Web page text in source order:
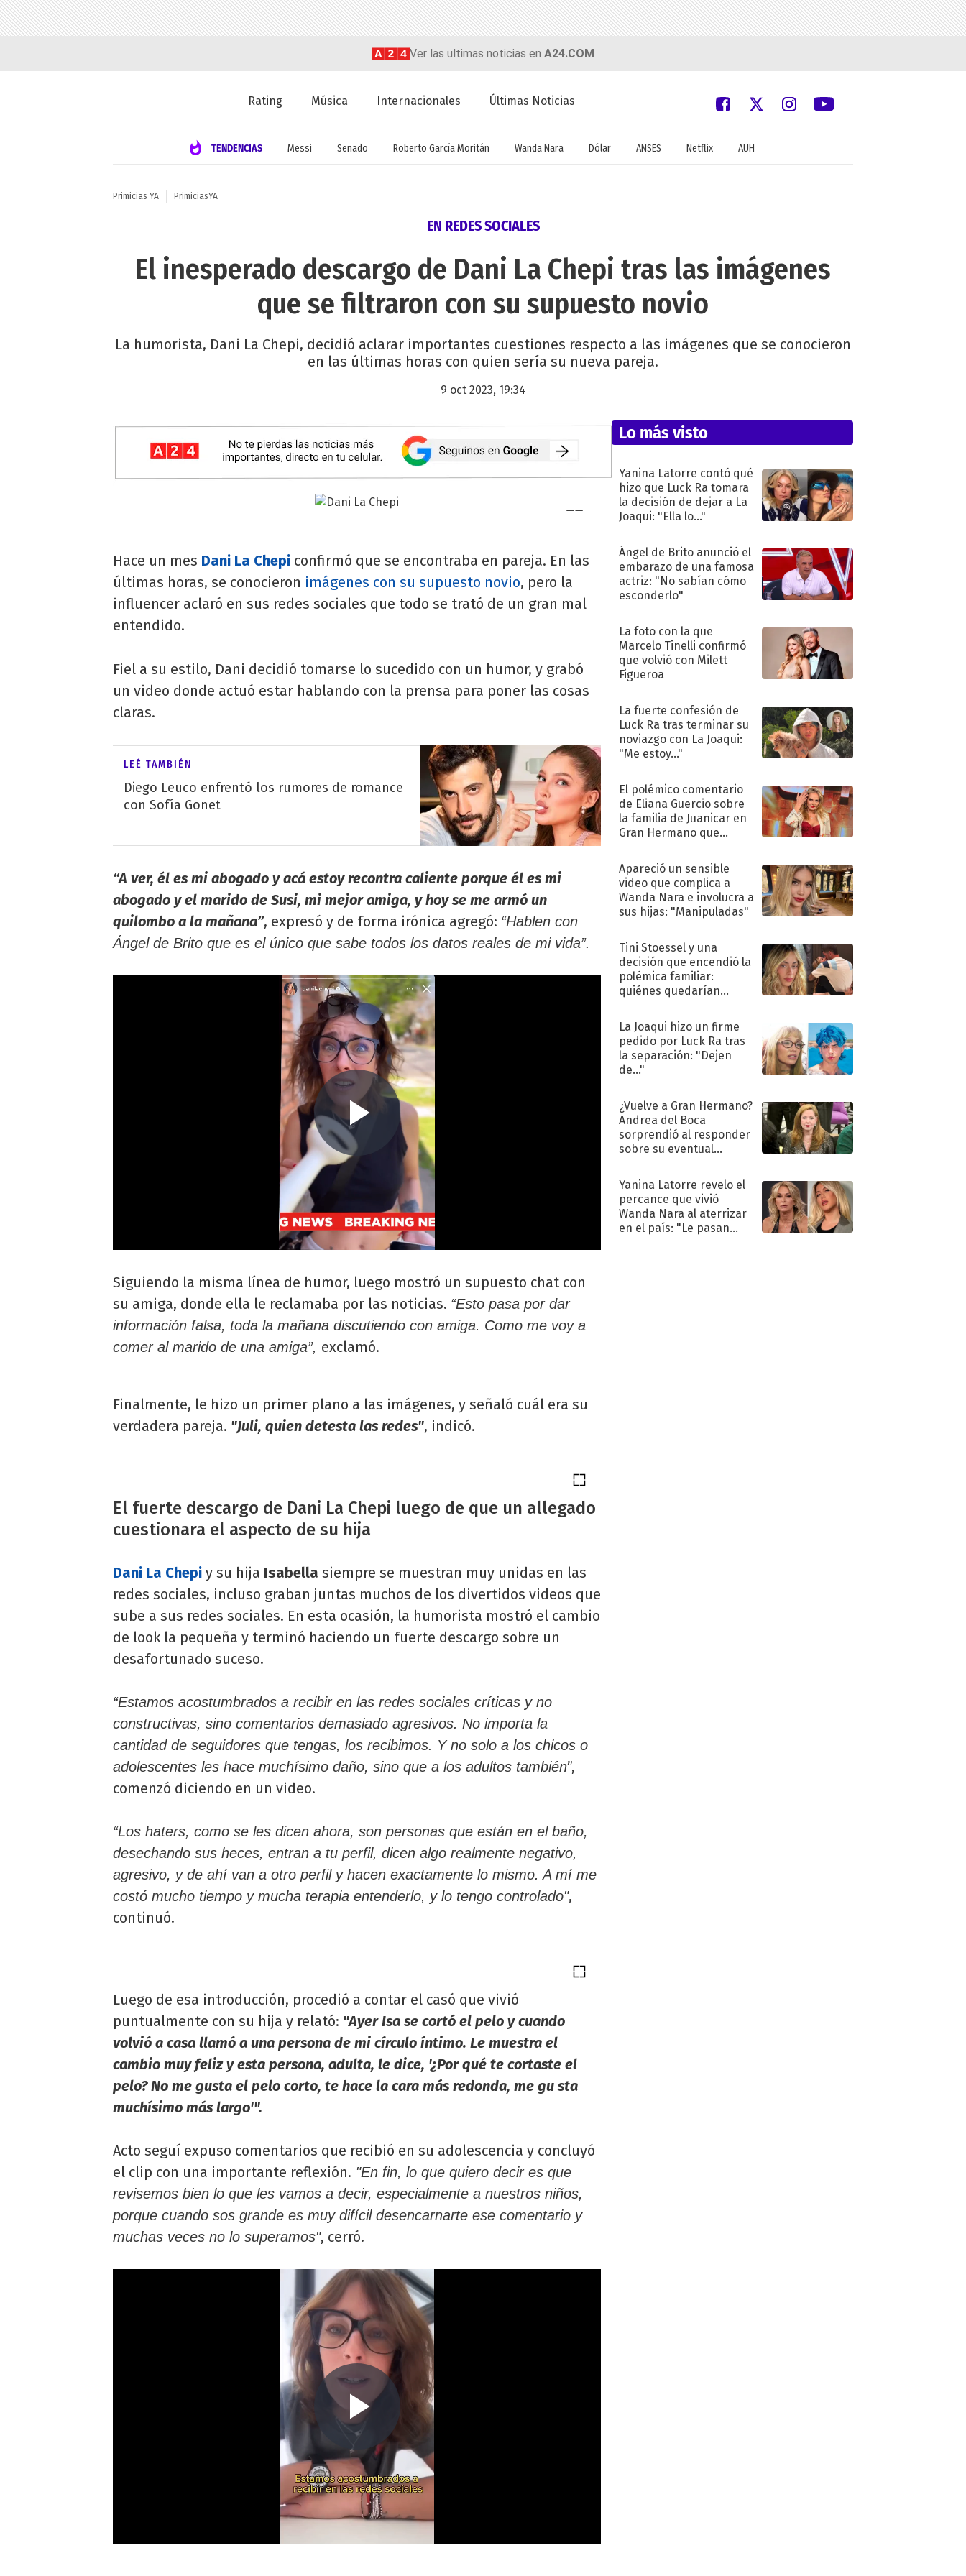
Ver las ultimas noticias en A24.COM
Rating Música Internacionales Últimas Noticias
TENDENCIAS Messi Senado Roberto García Moritán Wanda Nara Dólar ANSES Netflix AUH
Primicias YA PrimiciasYA
EN REDES SOCIALES
El inesperado descargo de Dani La Chepi tras las imágenes
que se filtraron con su supuesto novio
La humorista, Dani La Chepi, decidió aclarar importantes cuestiones respecto a las imágenes que se conocieron
en las últimas horas con quien sería su nueva pareja.
9 oct 2023, 19:34
Hace un mes Dani La Chepi confirmó que se encontraba en pareja. En las
últimas horas, se conocieron imágenes con su supuesto novio, pero la
influencer aclaró en sus redes sociales que todo se trató de un gran mal
entendido.
Fiel a su estilo, Dani decidió tomarse lo sucedido con un humor, y grabó
un video donde actuó estar hablando con la prensa para poner las cosas
claras.
LEÉ TAMBIÉN
Diego Leuco enfrentó los rumores de romance
con Sofía Gonet
“A ver, él es mi abogado y acá estoy recontra caliente porque él es mi
abogado y el marido de Susi, mi mejor amiga, y hoy se me armó un
quilombo a la mañana”, expresó y de forma irónica agregó: “Hablen con
Ángel de Brito que es el único que sabe todos los datos reales de mi vida”.
Siguiendo la misma línea de humor, luego mostró un supuesto chat con
su amiga, donde ella le reclamaba por las noticias. “Esto pasa por dar
información falsa, toda la mañana discutiendo con amiga. Como me voy a
comer al marido de una amiga”, exclamó.
Finalmente, le hizo un primer plano a las imágenes, y señaló cuál era su
verdadera pareja. "Juli, quien detesta las redes", indicó.
El fuerte descargo de Dani La Chepi luego de que un allegado
cuestionara el aspecto de su hija
Dani La Chepi y su hija Isabella siempre se muestran muy unidas en las
redes sociales, incluso graban juntas muchos de los divertidos videos que
sube a sus redes sociales. En esta ocasión, la humorista mostró el cambio
de look la pequeña y terminó haciendo un fuerte descargo sobre un
desafortunado suceso.
“Estamos acostumbrados a recibir en las redes sociales críticas y no
constructivas, sino comentarios demasiado agresivos. No importa la
cantidad de seguidores que tengas, los recibimos. Y no solo a los chicos o
adolescentes les hace muchísimo daño, sino que a los adultos también”,
comenzó diciendo en un video.
“Los haters, como se les dicen ahora, son personas que están en el baño,
desechando sus heces, entran a tu perfil, dicen algo realmente negativo,
agresivo, y de ahí van a otro perfil y hacen exactamente lo mismo. A mí me
costó mucho tiempo y mucha terapia entenderlo, y lo tengo controlado",
continuó.
Luego de esa introducción, procedió a contar el casó que vivió
puntualmente con su hija y relató: "Ayer Isa se cortó el pelo y cuando
volvió a casa llamó a una persona de mi círculo íntimo. Le muestra el
cambio muy feliz y esta persona, adulta, le dice, '¿Por qué te cortaste el
pelo? No me gusta el pelo corto, te hace la cara más redonda, me gu sta
muchísimo más largo'".
Acto seguí expuso comentarios que recibió en su adolescencia y concluyó
el clip con una importante reflexión. "En fin, lo que quiero decir es que
revisemos bien lo que les vamos a decir, especialmente a nuestros niños,
porque cuando sos grande es muy difícil desencarnarte ese comentario y
muchas veces no lo superamos", cerró.
Lo más visto
Yanina Latorre contó qué
hizo que Luck Ra tomara
la decisión de dejar a La
Joaqui: "Ella lo..."
Ángel de Brito anunció el
embarazo de una famosa
actriz: "No sabían cómo
esconderlo"
La foto con la que
Marcelo Tinelli confirmó
que volvió con Milett
Figueroa
La fuerte confesión de
Luck Ra tras terminar su
noviazgo con La Joaqui:
"Me estoy..."
El polémico comentario
de Eliana Guercio sobre
la familia de Juanicar en
Gran Hermano que
Apareció un sensible
video que complica a
Wanda Nara e involucra a
sus hijas: "Manipuladas"
Tini Stoessel y una
decisión que encendió la
polémica familiar:
quiénes quedarían
La Joaqui hizo un firme
pedido por Luck Ra tras
la separación: "Dejen
de..."
¿Vuelve a Gran Hermano?
Andrea del Boca
sorprendió al responder
sobre su eventual
Yanina Latorre revelo el
percance que vivió
Wanda Nara al aterrizar
en el país: "Le pasan